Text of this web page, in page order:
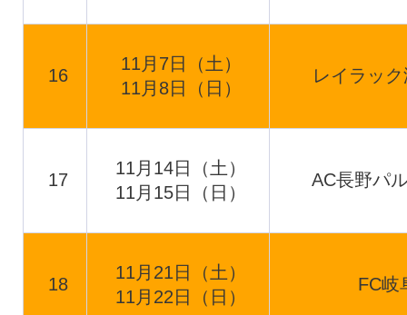
16
11月7日（土）
11月8日（日）
レイラッ
17
11月14日（土）
11月15日（日）
AC長野パ
18
11月21日（土）
11月22日（日）
FC岐